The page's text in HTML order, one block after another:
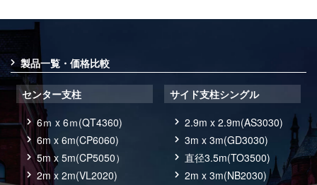
製品一覧・価格比較
センター支柱
6ｍ x 6ｍ(QT4360)
6m x 6m(CP6060)
5m x 5m(CP5050）
2m x 2m(VL2020)
サイド支柱シングル
2.9m x 2.9m(AS3030)
3m x 3m(GD3030)
直径3.5m(TO3500)
2m x 3m(NB2030)